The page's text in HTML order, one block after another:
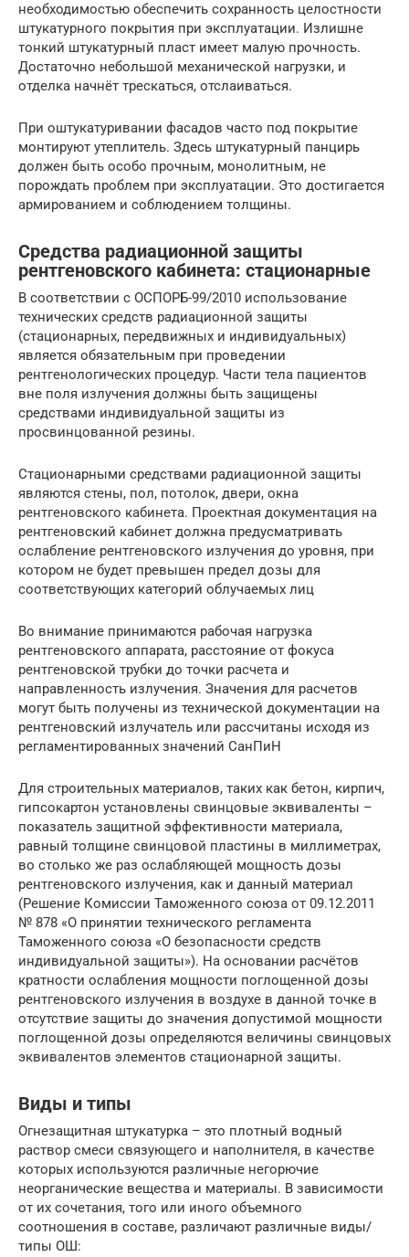
необходимостью обеспечить сохранность целостности
штукатурного покрытия при эксплуатации. Излишне
тонкий штукатурный пласт имеет малую прочность.
Достаточно небольшой механической нагрузки, и
отделка начнёт трескаться, отслаиваться.
При оштукатуривании фасадов часто под покрытие
монтируют утеплитель. Здесь штукатурный панцирь
должен быть особо прочным, монолитным, не
порождать проблем при эксплуатации. Это достигается
армированием и соблюдением толщины.
Средства радиационной защиты
рентгеновского кабинета: стационарные
В соответствии с ОСПОРБ-99/2010 использование
технических средств радиационной защиты
(стационарных, передвижных и индивидуальных)
является обязательным при проведении
рентгенологических процедур. Части тела пациентов
вне поля излучения должны быть защищены
средствами индивидуальной защиты из
просвинцованной резины.
Стационарными средствами радиационной защиты
являются стены, пол, потолок, двери, окна
рентгеновского кабинета. Проектная документация на
рентгеновский кабинет должна предусматривать
ослабление рентгеновского излучения до уровня, при
котором не будет превышен предел дозы для
соответствующих категорий облучаемых лиц
Во внимание принимаются рабочая нагрузка
рентгеновского аппарата, расстояние от фокуса
рентгеновской трубки до точки расчета и
направленность излучения. Значения для расчетов
могут быть получены из технической документации на
рентгеновский излучатель или рассчитаны исходя из
регламентированных значений СанПиН
Для строительных материалов, таких как бетон, кирпич,
гипсокартон установлены свинцовые эквиваленты –
показатель защитной эффективности материала,
равный толщине свинцовой пластины в миллиметрах,
во столько же раз ослабляющей мощность дозы
рентгеновского излучения, как и данный материал
(Решение Комиссии Таможенного союза от 09.12.2011
№ 878 «О принятии технического регламента
Таможенного союза «О безопасности средств
индивидуальной защиты»). На основании расчётов
кратности ослабления мощности поглощенной дозы
рентгеновского излучения в воздухе в данной точке в
отсутствие защиты до значения допустимой мощности
поглощенной дозы определяются величины свинцовых
эквивалентов элементов стационарной защиты.
Виды и типы
Огнезащитная штукатурка – это плотный водный
раствор смеси связующего и наполнителя, в качестве
которых используются различные негорючие
неорганические вещества и материалы. В зависимости
от их сочетания, того или иного объемного
соотношения в составе, различают различные виды/
типы ОШ: